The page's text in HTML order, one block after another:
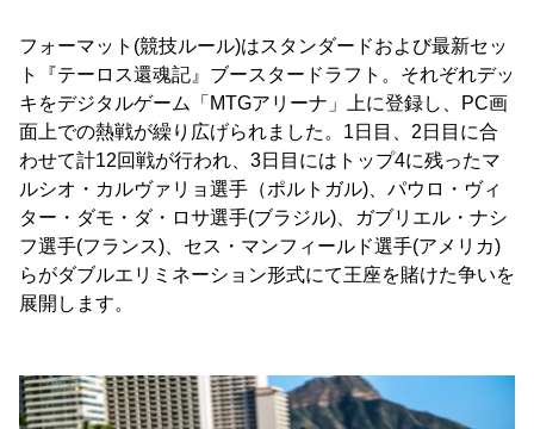
フォーマット(競技ルール)はスタンダードおよび最新セッ
ト『テーロス還魂記』ブースタードラフト。それぞれデッ
キをデジタルゲーム「MTGアリーナ」上に登録し、PC画
面上での熱戦が繰り広げられました。1日目、2日目に合
わせて計12回戦が行われ、3日目にはトップ4に残ったマ
ルシオ・カルヴァリョ選手（ポルトガル)、パウロ・ヴィ
ター・ダモ・ダ・ロサ選手(ブラジル)、ガブリエル・ナシ
フ選手(フランス)、セス・マンフィールド選手(アメリカ)
らがダブルエリミネーション形式にて王座を賭けた争いを
展開します。